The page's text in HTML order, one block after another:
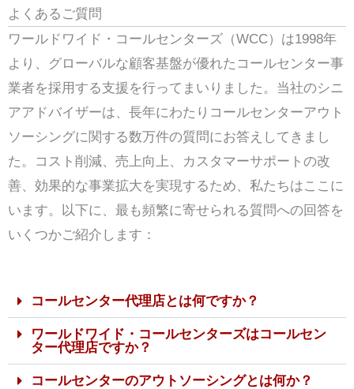
よくあるご質問
ワールドワイド・コールセンターズ（WCC）は1998年
より、グローバルな顧客基盤が優れたコールセンター事
業者を採用する支援を行ってまいりました。当社のシニ
アアドバイザーは、長年にわたりコールセンターアウト
ソーシングに関する数万件の質問にお答えしてきまし
た。コスト削減、売上向上、カスタマーサポートの改
善、効果的な事業拡大を実現するため、私たちはここに
います。以下に、最も頻繁に寄せられる質問への回答を
いくつかご紹介します：
コールセンター代理店とは何ですか？
ワールドワイド・コールセンターズはコールセン
ター代理店ですか？
コールセンターのアウトソーシングとは何か？